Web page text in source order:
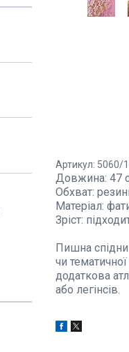
Артикул: 5060/
Довжина: 47
Обхват:
Матеріал:
Зріст:
Пишна
чи
додаткова
або легінсів.